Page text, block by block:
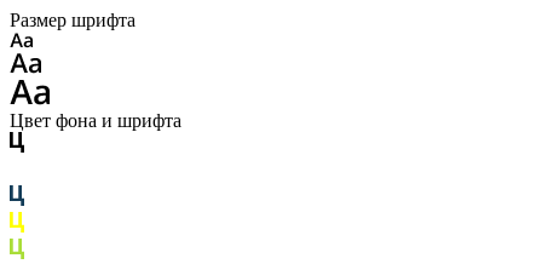
Размер шрифта
Цвет фона и шрифта